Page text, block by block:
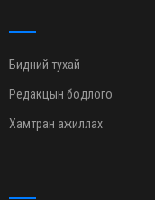
Бидний тухай
Редакцын бодлого
Хамтран ажиллах